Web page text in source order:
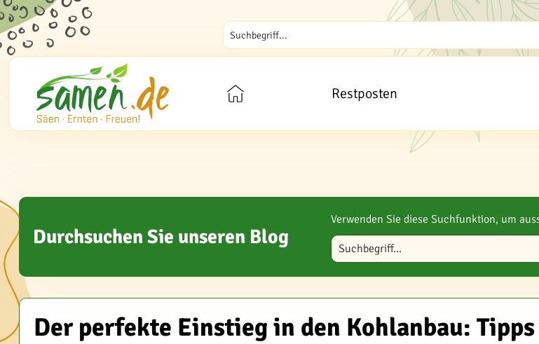
Restposten
Durchsuchen Sie unseren Blog
Verwenden Sie diese Suchfunktion, um
Blog durchsuchen
Der perfekte Einstieg in den Kohlanbau: